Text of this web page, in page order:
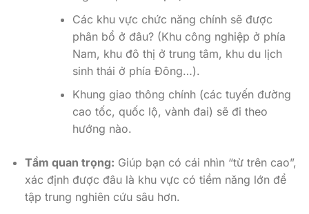
Các khu vực chức năng chính sẽ được
phân bổ ở đâu? (Khu công nghiệp ở phía
Nam, khu đô thị ở trung tâm, khu du lịch
sinh thái ở phía Đông…).
Khung giao thông chính (các tuyến đường
cao tốc, quốc lộ, vành đai) sẽ đi theo
hướng nào.
Tầm quan trọng: Giúp bạn có cái nhìn “từ trên cao”,
xác định được đâu là khu vực có tiềm năng lớn để
tập trung nghiên cứu sâu hơn.